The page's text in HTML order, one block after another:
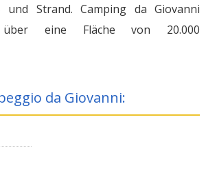
und Strand. Camping da Giovanni
eine Fläche von 20.000
da Giovanni: